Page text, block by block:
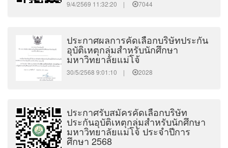
9/4/2569 11:32:20 | 7044
ประกาศผลการคัดเลือกบริษัทประกัน
อุบัติเหตุกลุ่มสำหรับนักศึกษา
มหาวิทยาลัยแม่โจ้
30/5/2568 9:01:10 | 2028
ประกาศรับสมัครคัดเลือกบริษัท
ประกันอุบัติเหตุกลุ่มสำหรับนักศึกษา
มหาวิทยาลัยแม่โจ้ ประจำปีการ
ศึกษา 2568